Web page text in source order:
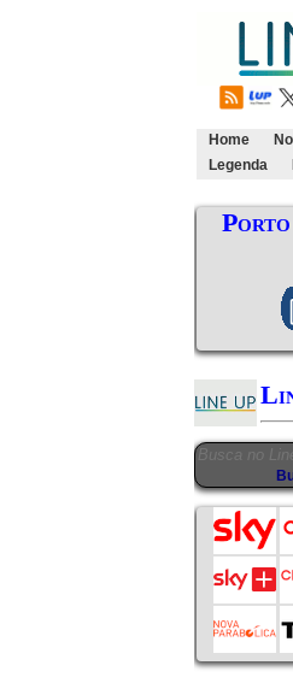
Home
Legenda